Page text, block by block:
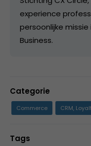
experience
persoonlijke missie
Business.
Categorie
Commerce CRM,
Tags